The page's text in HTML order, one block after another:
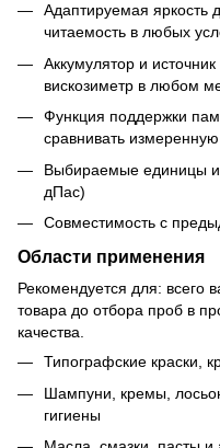
Адаптируемая яркость
читаемость в любых
Аккумулятор и
вискозиметр в любом
Функция поддержки
сравнивать измеренную
Выбираемые единицы
дПас)
Совместимость с
Области применения
Рекомендуется для: всего
товара до отбора проб в
качества.
Типографские краски,
Шампуни, кремы,
гигиены